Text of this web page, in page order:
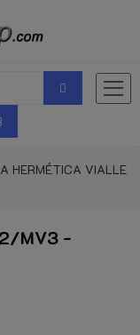
HERMÉTICA VIALLE
MV3 -